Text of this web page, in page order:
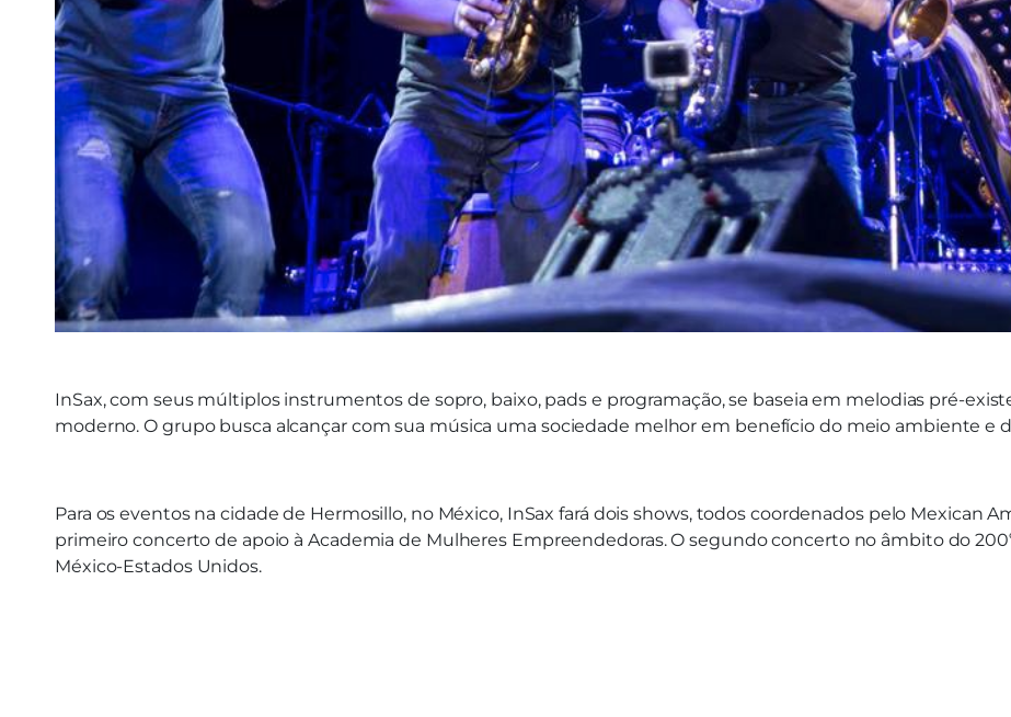
InSax, com seus múltiplos instrumentos de sopro, baixo, pads e programação, se baseia em melodias pré-
moderno. O grupo busca alcançar com sua música uma sociedade melhor em benefício do meio ambiente e
Para os eventos na cidade de Hermosillo, no México, InSax fará dois shows, todos coordenados pelo Mexican
primeiro concerto de apoio à Academia de Mulheres Empreendedoras. O segundo concerto no âmbito do
México-Estados Unidos.